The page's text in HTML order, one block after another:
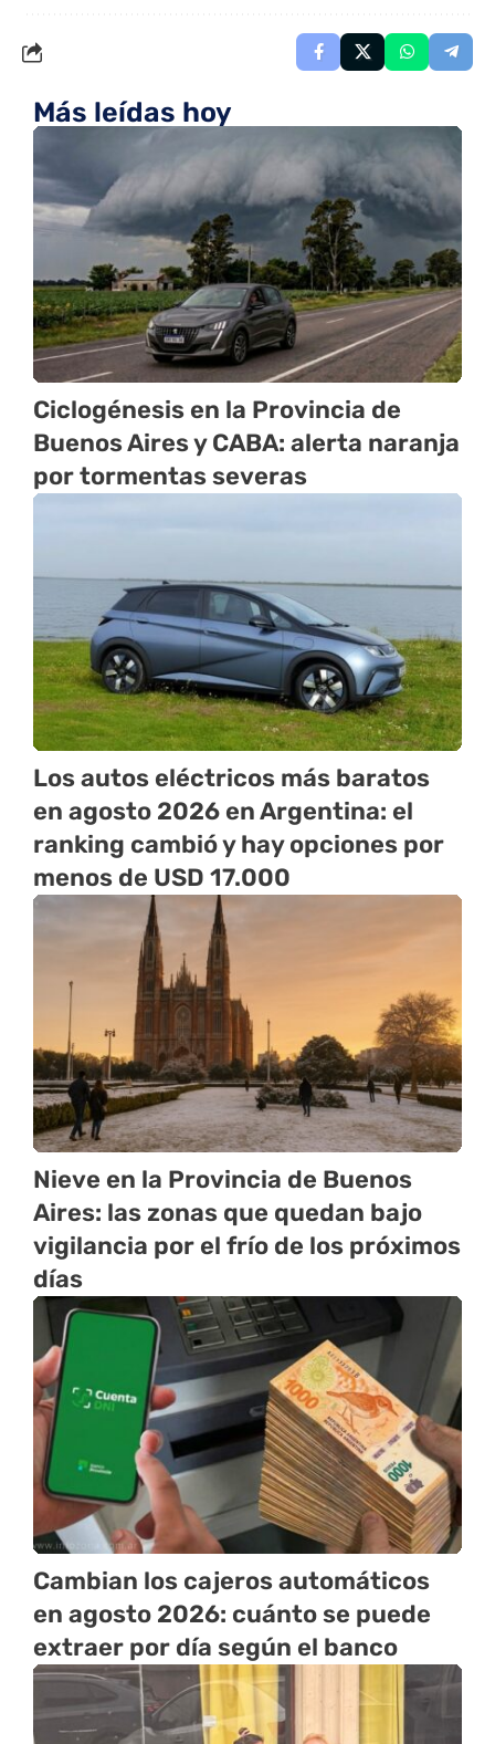
Más leídas hoy
Ciclogénesis en la Provincia de
Buenos Aires y CABA: alerta naranja
por tormentas severas
Los autos eléctricos más baratos
en agosto 2026 en Argentina: el
ranking cambió y hay opciones por
menos de USD 17.000
Nieve en la Provincia de Buenos
Aires: las zonas que quedan bajo
vigilancia por el frío de los próximos
días
Cambian los cajeros automáticos
en agosto 2026: cuánto se puede
extraer por día según el banco